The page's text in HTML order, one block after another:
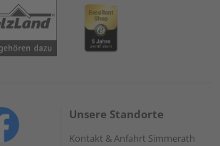
Unsere Standorte
Kontakt & Anfahrt Simmerath